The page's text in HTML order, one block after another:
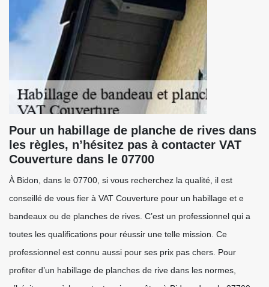
Pour un habillage de planche de rives dans
les règles, n’hésitez pas à contacter VAT
Couverture dans le 07700
À Bidon, dans le 07700, si vous recherchez la qualité, il est
conseillé de vous fier à VAT Couverture pour un habillage et e
bandeaux ou de planches de rives. C’est un professionnel qui a
toutes les qualifications pour réussir une telle mission. Ce
professionnel est connu aussi pour ses prix pas chers. Pour
profiter d’un habillage de planches de rive dans les normes,